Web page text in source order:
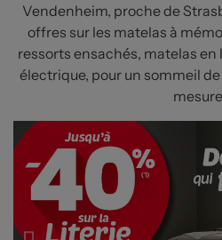
Vendenheim, proche de
offres sur les matelas à
ressorts ensachés, matelas
électrique, pour un sommeil